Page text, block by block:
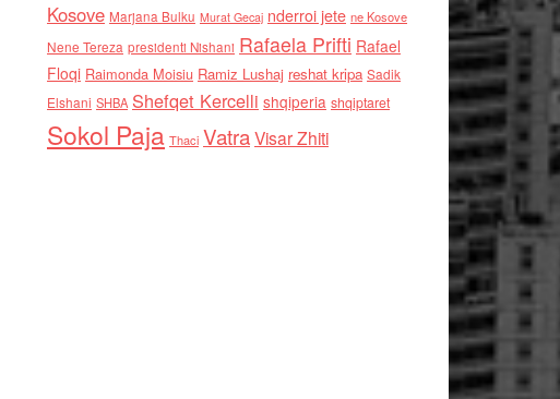
Kosove Marjana Bulku Murat Gecaj nderroi jete ne Kosove
Nene Tereza presidenti Nishani Rafaela Prifti Rafael
Floqi Raimonda Moisiu Ramiz Lushaj reshat kripa Sadik
Elshani SHBA Shefqet Kercelli shqiperia shqiptaret
Sokol Paja Thaci VatraVisar Zhiti